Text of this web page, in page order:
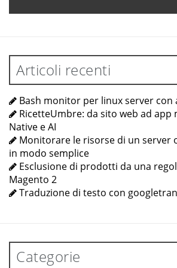
Articoli recenti
Bash monitor per linux server con
RicetteUmbre: da sito web ad app
Native e AI
Monitorare le risorse di un server
in modo semplice
Esclusione di prodotti da una
Magento 2
Traduzione di testo con
Categorie